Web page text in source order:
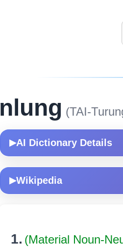
nlung (TAI-
▶AI Dictionary Details
▶Wikipedia
1. (Material Noun-